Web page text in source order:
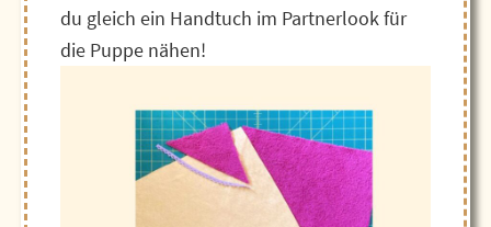
du gleich ein Handtuch im Partnerlook für
die Puppe nähen!